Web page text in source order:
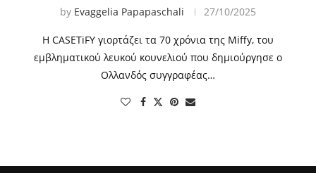
by Evaggelia Papapaschali 27/10/2025
Η CASETiFY γιορτάζει τα 70 χρόνια της Miffy, του
εμβληματικού λευκού κουνελιού που δημιούργησε ο
Ολλανδός συγγραφέας…